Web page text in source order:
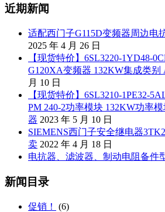
近期新闻
适配西门子G115D变频器周边电
2025 年 4 月 26 日
【现货特价】6SL3220-1YD48-
G120XA变频器 132KW集成类别
月 10 日
【现货特价】6SL3210-1PE32-
PM 240-2功率模块 132KW功率
器 2023 年 5 月 10 日
SIEMENS西门子安全继电器
卖 2022 年 4 月 18 日
电抗器、滤波器、制动电阻备件
新闻目录
促销！
(6)